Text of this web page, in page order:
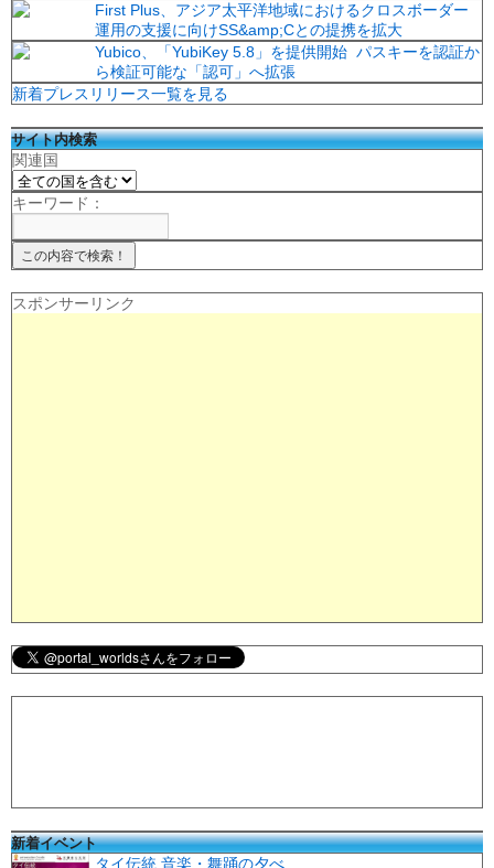
First Plus、アジア太平洋地域におけるクロスボーダー
運用の支援に向けSS&amp;Cとの提携を拡大
Yubico、「YubiKey 5.8」を提供開始 パスキーを認証か
ら検証可能な「認可」へ拡張
新着プレスリリース一覧を見る
サイト内検索
関連国
キーワード：
スポンサーリンク
新着イベント
タイ伝統 音楽・舞踊の夕べ